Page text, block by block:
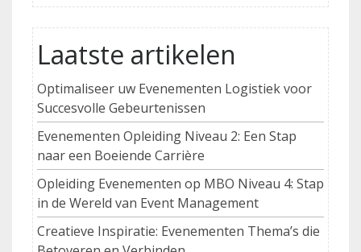
Laatste artikelen
Optimaliseer uw Evenementen Logistiek voor
Succesvolle Gebeurtenissen
Evenementen Opleiding Niveau 2: Een Stap
naar een Boeiende Carrière
Opleiding Evenementen op MBO Niveau 4: Stap
in de Wereld van Event Management
Creatieve Inspiratie: Evenementen Thema’s die